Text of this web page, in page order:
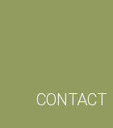
CONTACT